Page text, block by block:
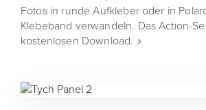
Fotos in runde Aufkleber oder in
Klebeband verwandeln. Das Action-
kostenlosen Download.